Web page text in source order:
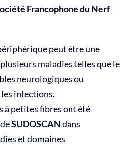
Francophone du Nerf
peut être une
maladies telles que le
neurologiques ou
infections.
à petites fibres ont été
SUDOSCANdans
et domaines